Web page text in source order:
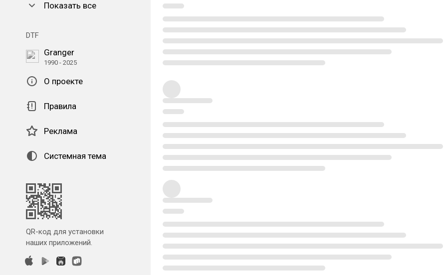
Показать все
DTF
Granger
1990 - 2025
О проекте
Правила
Реклама
Системная тема
QR-код для установки
наших приложений.